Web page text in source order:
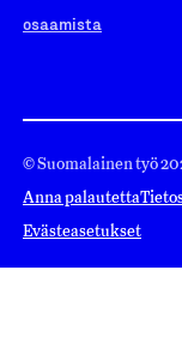
osaamista
© Suomalainen työ
Anna palautetta
Evästeasetukset